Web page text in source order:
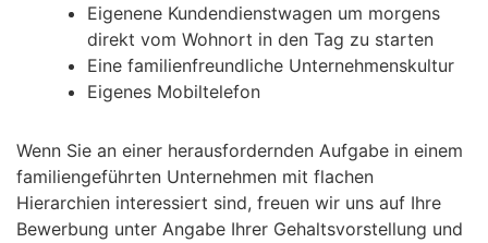
Eigenene Kundendienstwagen um morgens
direkt vom Wohnort in den Tag zu starten
Eine familienfreundliche Unternehmenskultur
Eigenes Mobiltelefon
Wenn Sie an einer herausfordernden Aufgabe in einem
familiengeführten Unternehmen mit flachen
Hierarchien interessiert sind, freuen wir uns auf Ihre
Bewerbung unter Angabe Ihrer Gehaltsvorstellung und